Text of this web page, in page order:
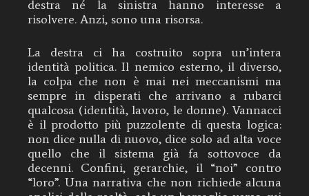
destra né la sinistra hanno interesse a
risolvere. Anzi, sono una risorsa.
La destra ci ha costruito sopra un’intera
identità politica. Il nemico esterno, il diverso,
la colpa che non è mai nei meccanismi ma
sempre in disperati che arrivano a rubarci
qualcosa (identità, lavoro, le donne). Vannacci
è il prodotto più puzzolente di questa logica:
non dice nulla di nuovo, dice solo ad alta voce
quello che il sistema già fa sottovoce da
decenni. Confini, gerarchie, il “noi” contro
“loro”. Una narrativa che non richiede alcuna